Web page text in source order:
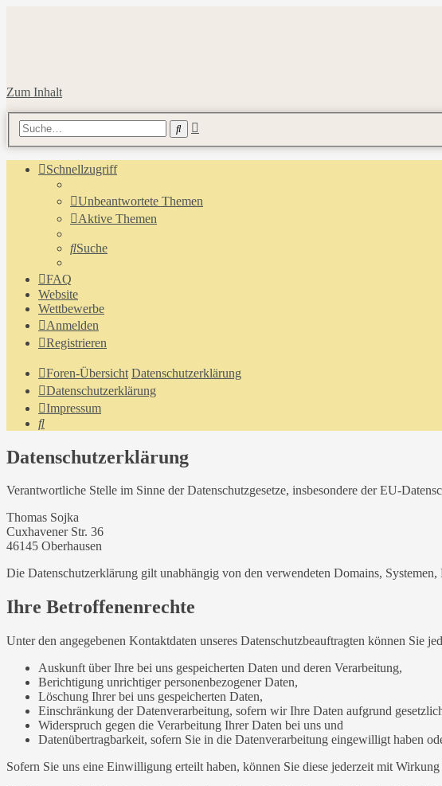
Zum Inhalt
Suche
Schnellzugriff
Unbeantwortete Themen
Aktive Themen
Suche
FAQ
Website
Wettbewerbe
Anmelden
Registrieren
Foren-Übersicht Datenschutzerklärung
Datenschutzerklärung
Impressum
Suche
Datenschutzerklärung
Verantwortliche Stelle im Sinne der Datenschutzgesetze, insbesondere der EU-
Thomas Sojka
Cuxhavener Str. 36
46145 Oberhausen
Die Datenschutzerklärung gilt unabhängig von den verwendeten Domains,
Ihre Betroffenenrechte
Unter den angegebenen Kontaktdaten unseres Datenschutzbeauftragten können Sie
Auskunft über Ihre bei uns gespeicherten Daten und deren Verarbeitung,
Berichtigung unrichtiger personenbezogener Daten,
Löschung Ihrer bei uns gespeicherten Daten,
Einschränkung der Datenverarbeitung, sofern wir Ihre Daten aufgrund
Widerspruch gegen die Verarbeitung Ihrer Daten bei uns und
Datenübertragbarkeit, sofern Sie in die Datenverarbeitung eingewilligt haben
Sofern Sie uns eine Einwilligung erteilt haben, können Sie diese jederzeit mit